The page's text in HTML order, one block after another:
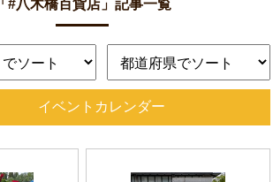
「#八木橋百貨店」記事一覧
イベントカレンダー